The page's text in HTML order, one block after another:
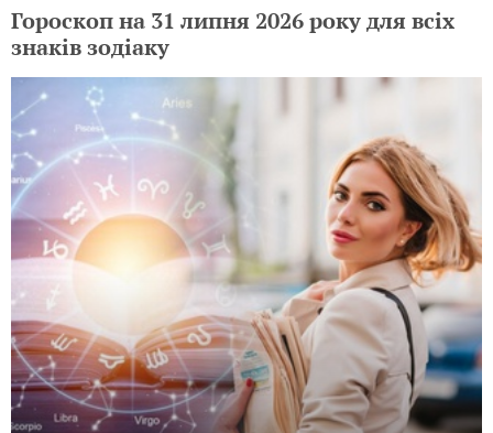
Гороскоп на 31 липня 2026 року для всіх
знаків зодіаку